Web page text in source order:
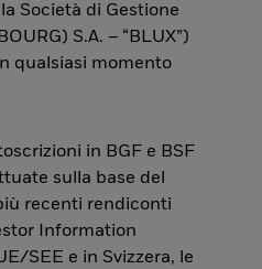
Società di Gestione
S.A. – “BLUX”)
qualsiasi momento
in BGF e BSF
sulla base del
recenti rendiconti
Information
SEE e in Svizzera, le